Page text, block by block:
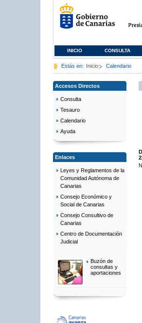
INICIO CONSULTA
Estás en: Inicio Calendario
Accesos Directos
Consulta
Tesauro
Calendario
Ayuda
Enlaces
Leyes y Reglamentos de la
Comunidad Autónoma de
Canarias
Consejo Económico y
Social de Canarias
Consejo Consultivo de
Canarias
Centro de Documentación
Judicial
Buzón de
consultas y
aportaciones